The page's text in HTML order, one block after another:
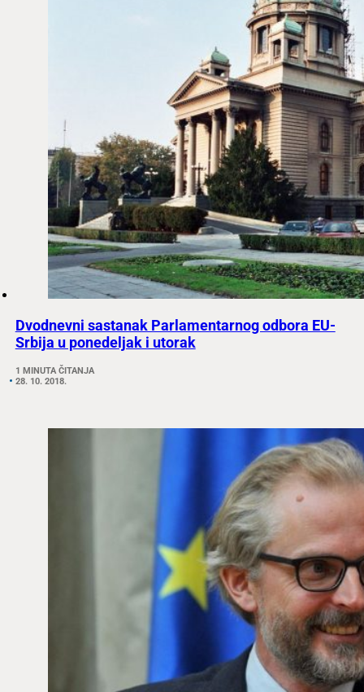
Dvodnevni sastanak Parlamentarnog odbora EU-
Srbija u ponedeljak i utorak
1 MINUTA ČITANJA
28. 10. 2018.